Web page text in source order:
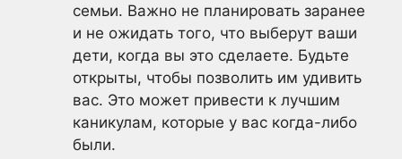
семьи. Важно не планировать заранее
и не ожидать того, что выберут ваши
дети, когда вы это сделаете. Будьте
открыты, чтобы позволить им удивить
вас. Это может привести к лучшим
каникулам, которые у вас когда-либо
были.